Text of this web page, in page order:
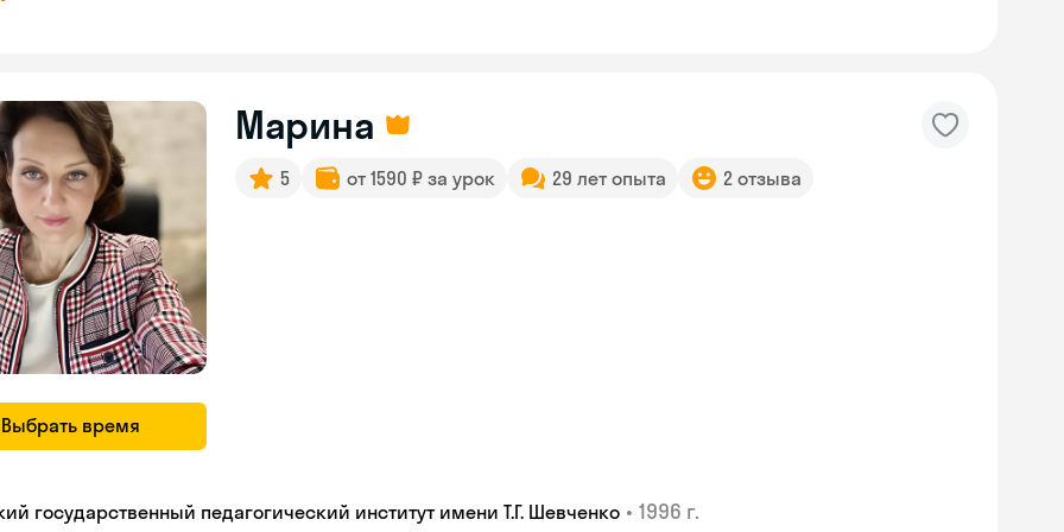
Выбрать время
Марина
5 от 1590 ₽ за урок 29 лет опыта 2 отзыва
государственный педагогический институт имени Т.Г. Шевченко • 1996 г.
online